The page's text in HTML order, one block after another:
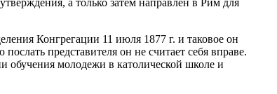
а только затем направлен в Рим для
Конгрегации 11 июля 1877 г. и таковое он
представителя он не считает себя вправе.
обучения молодежи в католической школе и